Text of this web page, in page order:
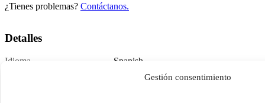
Gestión consentimiento
¿Tienes problemas? Contáctanos.
Detalles
Idioma
Spanish
October 28, 2022